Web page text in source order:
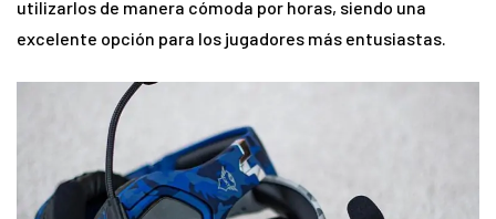
utilizarlos de manera cómoda por horas, siendo una
excelente opción para los jugadores más entusiastas.